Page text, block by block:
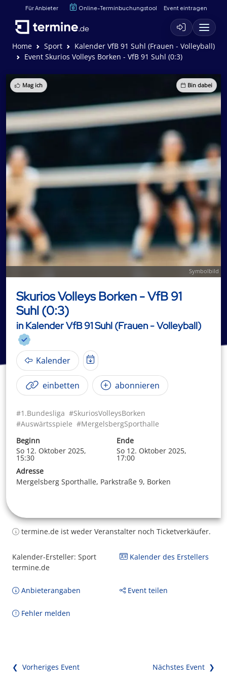
Für Anbieter Online-Terminbuchungstool Event eintragen
Home Sport
Kalender VfB 91 Suhl (Frauen - Volleyball)
Event Skurios Volleys Borken - VfB 91 Suhl (0:3)
Mag ich Bin dabei
Symbolbild
Skurios Volleys Borken - VfB 91
Suhl (0:3)
in Kalender VfB 91 Suhl (Frauen - Volleyball)
Kalender
einbetten abonnieren
#1.Bundesliga #SkuriosVolleysBorken
#Auswärtsspiele #MergelsbergSporthalle
Beginn
So 12. Oktober 2025,
15:30
Ende
So 12. Oktober 2025,
17:00
Adresse
Mergelsberg Sporthalle, Parkstraße 9, Borken
termine.de ist weder Veranstalter noch Ticketverkäufer.
Kalender-Ersteller: Sport
termine.de
Kalender des Erstellers
Anbieterangaben Event teilen
Fehler melden
❮ Vorheriges Event Nächstes Event ❯